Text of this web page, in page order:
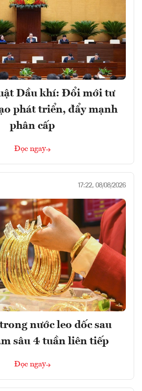
Dầu khí: Đổi mới tư
phát triển, đẩy mạnh
phân cấp
Đọc ngay
17:22, 08/08/2026
nước leo dốc sau
sâu 4 tuần liên tiếp
Đọc ngay